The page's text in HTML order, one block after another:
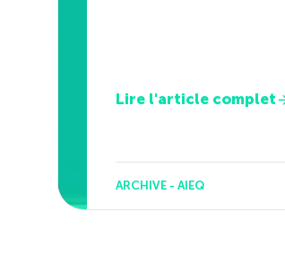
Lire l'article complet
ARCHIVE - AIEQ